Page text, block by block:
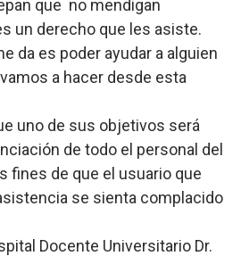
que no mendigan
un derecho que les asiste.
da es poder ayudar a alguien
a hacer desde esta
uno de sus objetivos será
de todo el personal del
fines de que el usuario que
se sienta complacido
Docente Universitario Dr.